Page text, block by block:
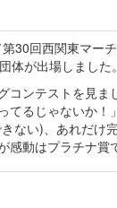
30回西関東マー
体が出場しました。
ンテストを見ま
てるじゃないか
ない)、あれだけ
動はプラチナ賞